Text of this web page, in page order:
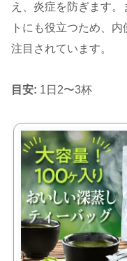
え、炎症を防ぎます
トにも役立つため、
注目されています。
目安: 1日2〜3杯